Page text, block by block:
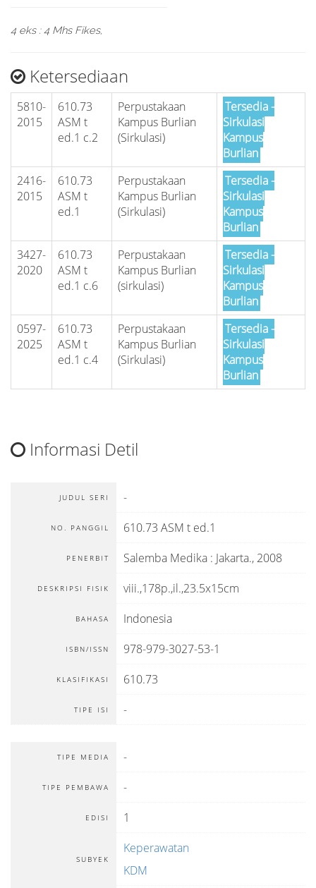
4 eks : 4 Mhs Fikes,
Ketersediaan
5810-
2015
610.73
ASM t
ed.1 c.2
Perpustakaan
Kampus Burlian
(Sirkulasi)
Tersedia -
Sirkulasi
Kampus
Burlian
2416-
2015
610.73
ASM t
ed.1
Perpustakaan
Kampus Burlian
(Sirkulasi)
Tersedia -
Sirkulasi
Kampus
Burlian
3427-
2020
610.73
ASM t
ed.1 c.6
Perpustakaan
Kampus Burlian
(sirkulasi)
Tersedia -
Sirkulasi
Kampus
Burlian
0597-
2025
610.73
ASM t
ed.1 c.4
Perpustakaan
Kampus Burlian
(Sirkulasi)
Tersedia -
Sirkulasi
Kampus
Burlian
Informasi Detil
JUDUL SERI -
NO. PANGGIL 610.73 ASM t ed.1
PENERBIT Salemba Medika : Jakarta., 2008
DESKRIPSI FISIK viii.,178p.,il.,23.5x15cm
BAHASA Indonesia
ISBN/ISSN 978-979-3027-53-1
KLASIFIKASI 610.73
TIPE ISI -
TIPE MEDIA -
TIPE PEMBAWA -
EDISI 1
SUBYEK
Keperawatan
KDM